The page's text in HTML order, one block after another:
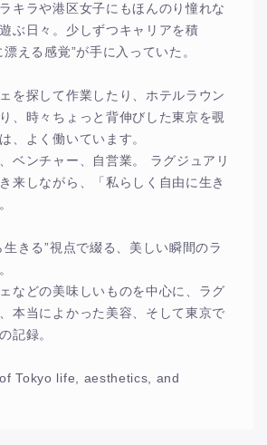
キラや港区女子にもほんのり憧れな
ぶ日々。少しずつキャリアを積
える感覚”が手に入っていた。
を探して作業したり、ホテルラウン
、時々ちょっと背伸びした東京を覗
、よく働いています。
ベンチャー、自営業。 ラグジュアリ
来しながら、「私らしく自由に生き
きる”視点で綴る、美しい瞬間のラ
などの美味しいものを中心に、ラグ
本当によかった美容、そして東京で
記録。
Tokyo life, aesthetics, and